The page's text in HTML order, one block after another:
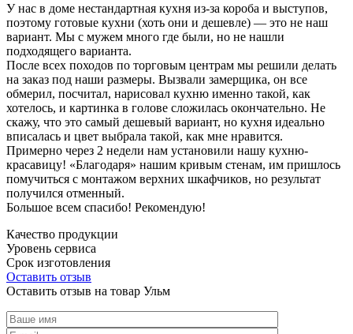
У нас в доме нестандартная кухня из-за короба и выступов,
поэтому готовые кухни (хоть они и дешевле) — это не наш
вариант. Мы с мужем много где были, но не нашли
подходящего варианта.
После всех походов по торговым центрам мы решили делать
на заказ под наши размеры. Вызвали замерщика, он все
обмерил, посчитал, нарисовал кухню именно такой, как
хотелось, и картинка в голове сложилась окончательно. Не
скажу, что это самый дешевый вариант, но кухня идеально
вписалась и цвет выбрала такой, как мне нравится.
Примерно через 2 недели нам установили нашу кухню-
красавицу! «Благодаря» нашим кривым стенам, им пришлось
помучиться с монтажом верхних шкафчиков, но результат
получился отменный.
Большое всем спасибо! Рекомендую!
Качество продукции
Уровень сервиса
Срок изготовления
Оставить отзыв
Оставить отзыв на товар Ульм